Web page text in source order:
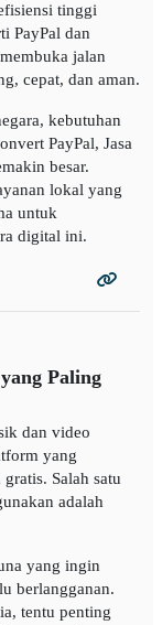
tinggi
PayPal dan
jalan
cepat, dan aman.
kebutuhan
PayPal, Jasa
besar.
lokal yang
untuk
digital ini.
Paling
dan video
yang
Salah satu
adalah
yang ingin
berlangganan.
tentu penting